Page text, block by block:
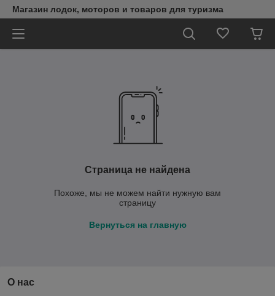
Магазин лодок, моторов и товаров для туризма
Страница не найдена
Похоже, мы не можем найти нужную вам
страницу
Вернуться на главную
О нас